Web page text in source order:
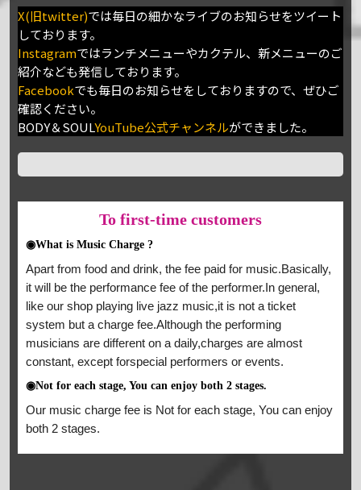
X(旧twitter)では毎日の細かなライブのお知らせをツイート
しております。
Instagramではランチメニューやカクテル、新メニューのご
紹介なども発信しております。
Facebookでも毎日のお知らせをしておりますので、ぜひご
確認ください。
BODY＆SOULYouTube公式チャンネルができました。
To first-time customers
◉What is Music Charge ?
Apart from food and drink, the fee paid for music.Basically,
it will be the performance fee of the performer.In general,
like our shop playing live jazz music,it is not a ticket
system but a charge fee.Although the performing
musicians are different on a daily,charges are almost
constant, except forspecial performers or events.
◉Not for each stage, You can enjoy both 2 stages.
Our music charge fee is Not for each stage, You can enjoy
both 2 stages.